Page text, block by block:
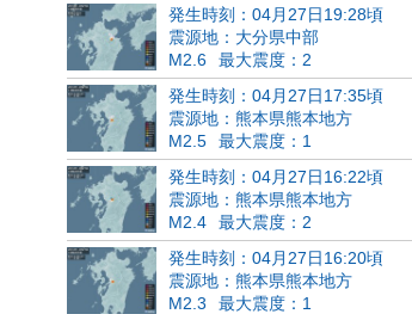
発生時刻：04月27日19:28頃
震源地：大分県中部
M2.6
最大震度：2
発生時刻：04月27日17:35頃
震源地：熊本県熊本地方
M2.5
最大震度：1
発生時刻：04月27日16:22頃
震源地：熊本県熊本地方
M2.4
最大震度：2
発生時刻：04月27日16:20頃
震源地：熊本県熊本地方
M2.3
最大震度：1